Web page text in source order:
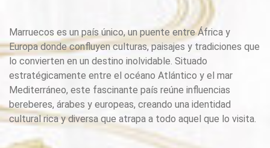
Marruecos es un país único, un puente entre África y
Europa donde confluyen culturas, paisajes y tradiciones que
lo convierten en un destino inolvidable. Situado
estratégicamente entre el océano Atlántico y el mar
Mediterráneo, este fascinante país reúne influencias
bereberes, árabes y europeas, creando una identidad
cultural rica y diversa que atrapa a todo aquel que lo visita.